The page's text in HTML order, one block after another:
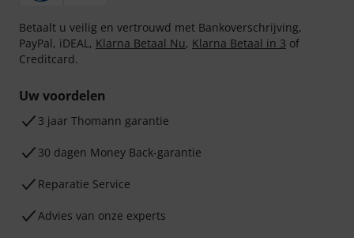
Betaalt u veilig en vertrouwd met Bankoverschrijving,
PayPal, iDEAL, Klarna Betaal Nu, Klarna Betaal in 3 of
Creditcard.
Uw voordelen
3 jaar Thomann garantie
30 dagen Money Back-garantie
Reparatie Service
Advies van onze experts